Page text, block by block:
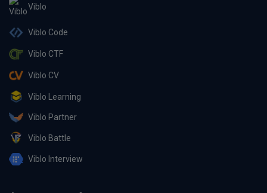
Viblo
Viblo Code
Viblo CTF
Viblo CV
Viblo Learning
Viblo Partner
Viblo Battle
Viblo Interview